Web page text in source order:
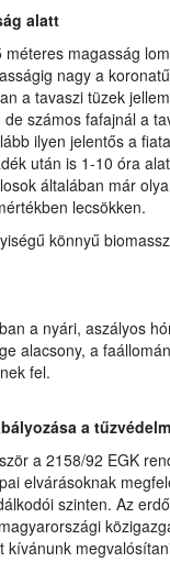
alatt
magasság
nagy a
a tavaszi tüzek
számos fafajnál a
ilyen jelentős a
után is 1-10 óra
általában már
lecsökken.
könnyű
a nyári, aszályos
alacsony, a
fel.
a
a 2158/92 EGK
elvárásoknak
szinten. Az
kívánunk